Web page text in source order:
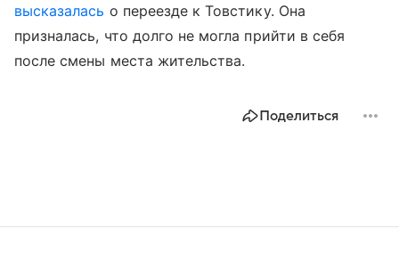
высказалась о переезде к Товстику. Она
призналась, что долго не могла прийти в себя
после смены места жительства.
Поделиться